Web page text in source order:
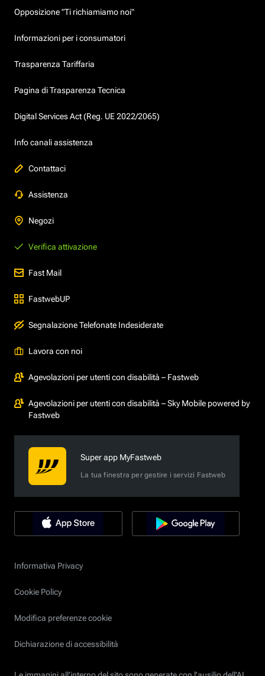
Opposizione "Ti richiamiamo noi"
Informazioni per i consumatori
Trasparenza Tariffaria
Pagina di Trasparenza Tecnica
Digital Services Act (Reg. UE 2022/2065)
Info canali assistenza
Contattaci
Assistenza
Negozi
Verifica attivazione
Fast Mail
FastwebUP
Segnalazione Telefonate Indesiderate
Lavora con noi
Agevolazioni per utenti con disabilità – Fastweb
Agevolazioni per utenti con disabilità – Sky Mobile powered by
Fastweb
Super app MyFastweb
La tua finestra per gestire i servizi Fastweb
Informativa Privacy
Cookie Policy
Modifica preferenze cookie
Dichiarazione di accessibilità